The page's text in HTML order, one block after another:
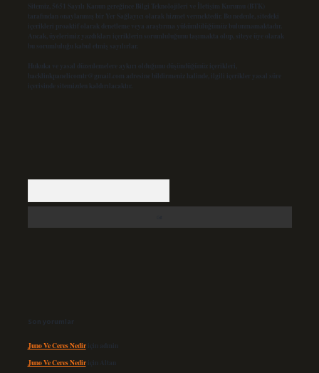
Sitemiz, 5651 Sayılı Kanun gereğince Bilgi Teknolojileri ve İletişim Kurumu (BTK)
tarafından onaylanmış bir Yer Sağlayıcı olarak hizmet vermektedir. Bu nedenle, sitedeki
içerikleri proaktif olarak denetleme veya araştırma yükümlülüğümüz bulunmamaktadır.
Ancak, üyelerimiz yazdıkları içeriklerin sorumluluğunu taşımakta olup, siteye üye olarak
bu sorumluluğu kabul etmiş sayılırlar.
Hukuka ve yasal düzenlemelere aykırı olduğunu düşündüğünüz içerikleri,
backlinkpanelicomtr@gmail.com adresine bildirmeniz halinde, ilgili içerikler yasal süre
içerisinde sitemizden kaldırılacaktır.
Son yorumlar
Juno Ve Ceres Nediriçin admin
Juno Ve Ceres Nediriçin Altan